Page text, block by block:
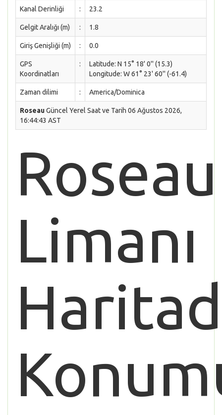
Kanal Derinliği : 23.2
Gelgit Aralığı (m) : 1.8
Giriş Genişliği (m) : 0.0
GPS
Koordinatları
:
Latitude: N 15° 18' 0'' (15.3)
Longitude: W 61° 23' 60'' (-61.4)
Zaman dilimi : America/Dominica
RoseauGüncel Yerel Saat ve Tarih 06 Ağustos 2026,
16:44:43 AST
Roseau
Limanı